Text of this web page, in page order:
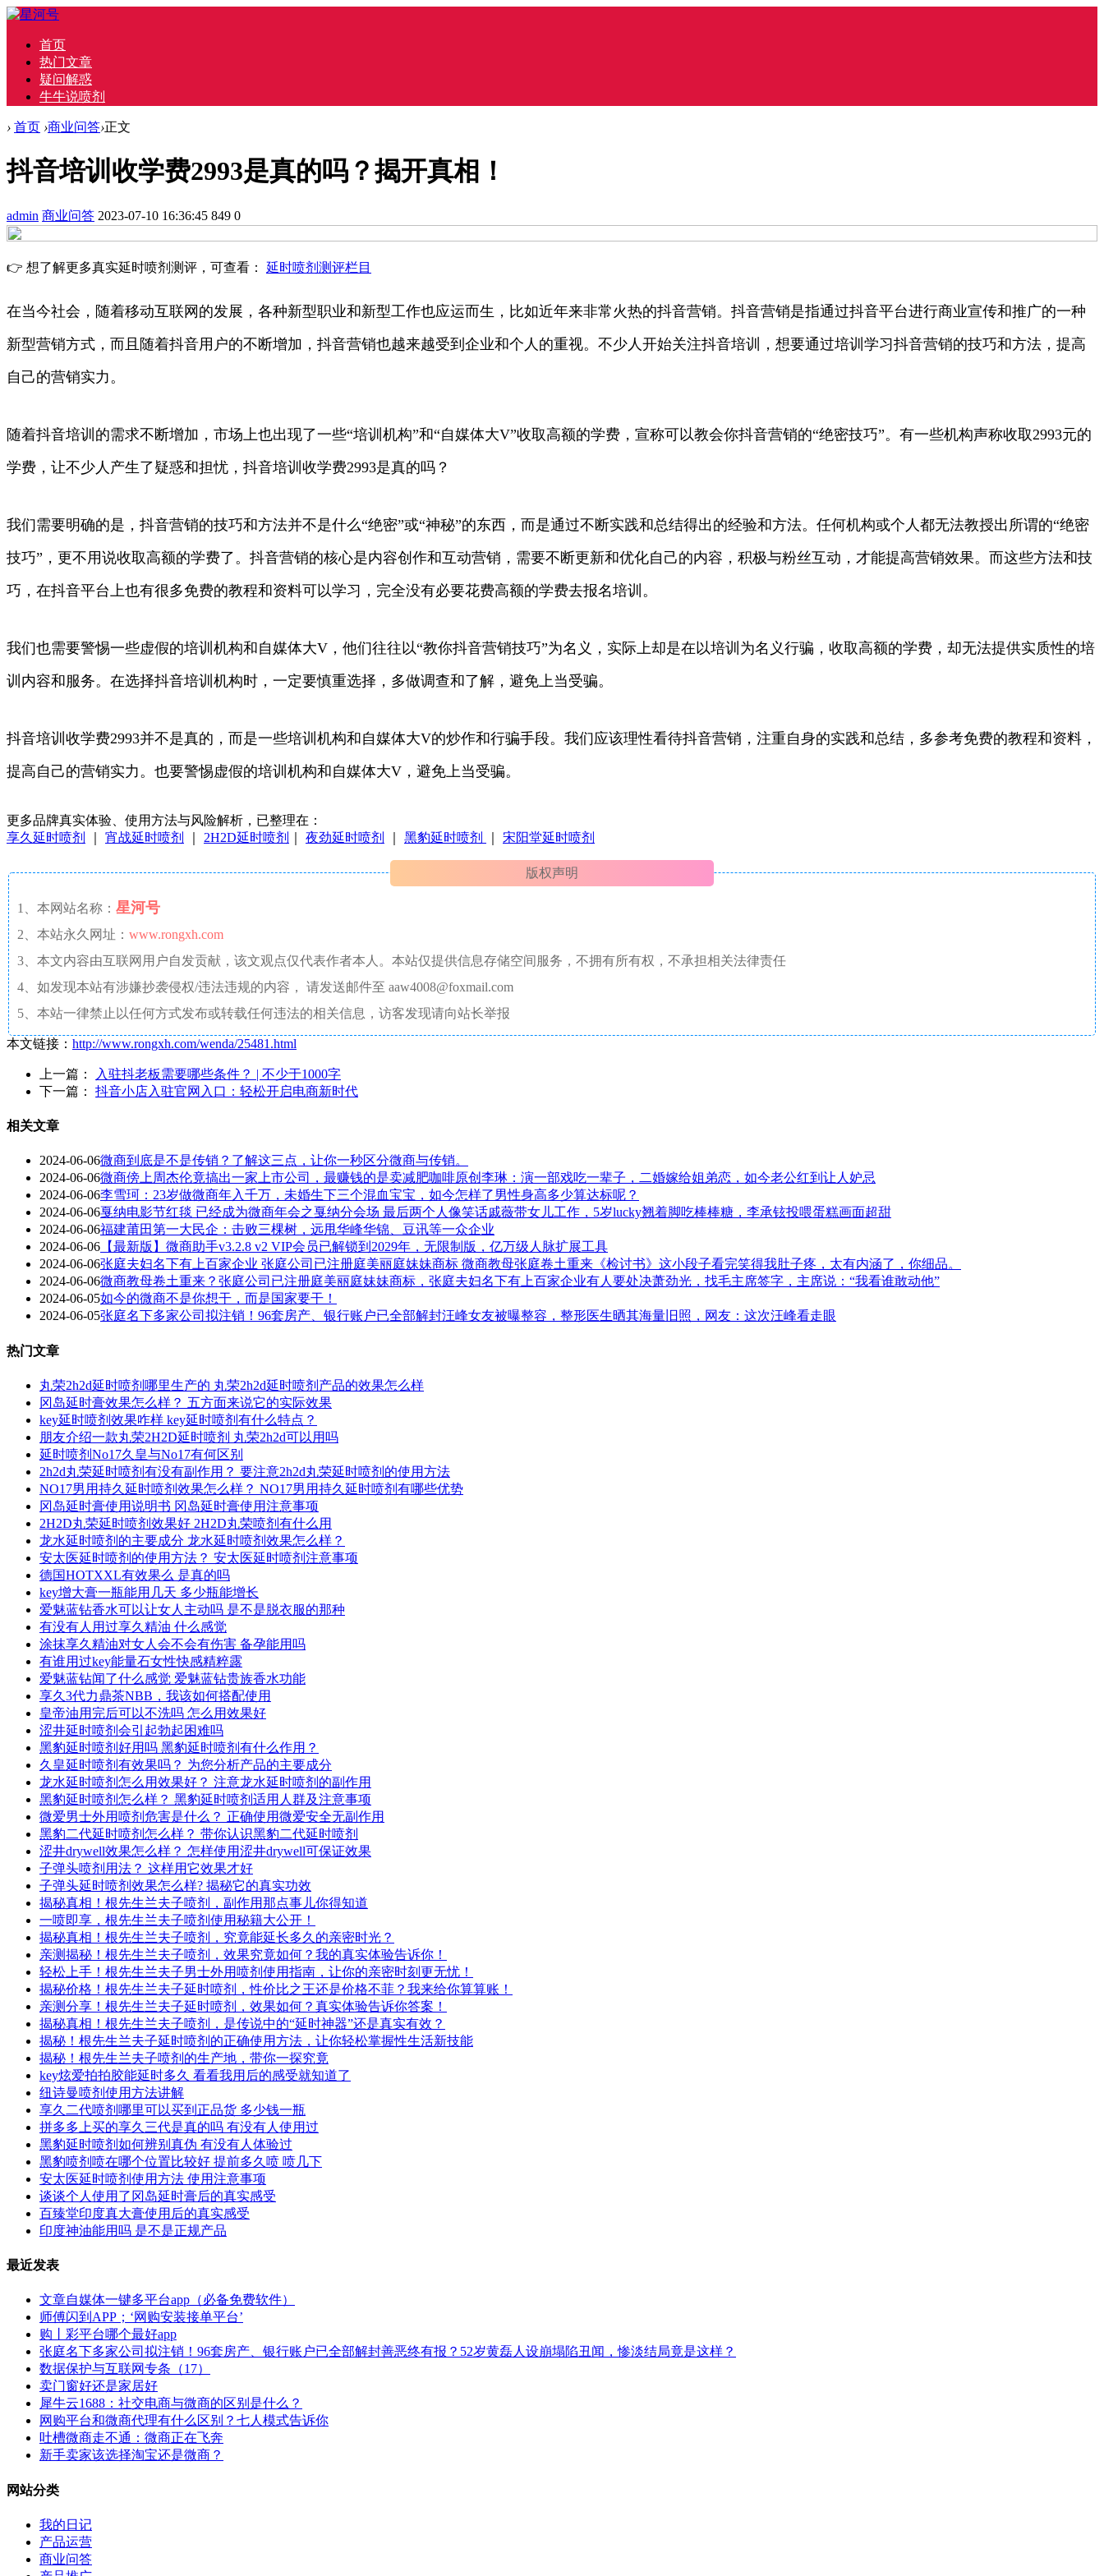
首页
热门文章
疑问解惑
牛牛说喷剂
› 首页 ›商业问答›正文
抖音培训收学费2993是真的吗？揭开真相！
admin 商业问答 2023-07-10 16:36:45 849 0
👉 想了解更多真实延时喷剂测评，可查看： 延时喷剂测评栏目
在当今社会，随着移动互联网的发展，各种新型职业和新型工作也应运而生，比如近年来非常火热的抖音营销。抖音营销是指通过抖音平台进行商业宣传和推广的一种
新型营销方式，而且随着抖音用户的不断增加，抖音营销也越来越受到企业和个人的重视。不少人开始关注抖音培训，想要通过培训学习抖音营销的技巧和方法，提高
自己的营销实力。
随着抖音培训的需求不断增加，市场上也出现了一些“培训机构”和“自媒体大V”收取高额的学费，宣称可以教会你抖音营销的“绝密技巧”。有一些机构声称收取2993元的
学费，让不少人产生了疑惑和担忧，抖音培训收学费2993是真的吗？
我们需要明确的是，抖音营销的技巧和方法并不是什么“绝密”或“神秘”的东西，而是通过不断实践和总结得出的经验和方法。任何机构或个人都无法教授出所谓的“绝密
技巧”，更不用说收取高额的学费了。抖音营销的核心是内容创作和互动营销，需要不断更新和优化自己的内容，积极与粉丝互动，才能提高营销效果。而这些方法和技
巧，在抖音平台上也有很多免费的教程和资料可以学习，完全没有必要花费高额的学费去报名培训。
我们也需要警惕一些虚假的培训机构和自媒体大V，他们往往以“教你抖音营销技巧”为名义，实际上却是在以培训为名义行骗，收取高额的学费，却无法提供实质性的培
训内容和服务。在选择抖音培训机构时，一定要慎重选择，多做调查和了解，避免上当受骗。
抖音培训收学费2993并不是真的，而是一些培训机构和自媒体大V的炒作和行骗手段。我们应该理性看待抖音营销，注重自身的实践和总结，多参考免费的教程和资料，
提高自己的营销实力。也要警惕虚假的培训机构和自媒体大V，避免上当受骗。
更多品牌真实体验、使用方法与风险解析，已整理在：
享久延时喷剂
宵战延时喷剂 2H2D延时喷剂 夜劲延时喷剂 黑豹延时喷剂 宋阳堂延时喷剂
版权声明
1、本网站名称： 星河号
2、本站永久网址： www.rongxh.com
3、本文内容由互联网用户自发贡献，该文观点仅代表作者本人。本站仅提供信息存储空间服务，不拥有所有权，不承担相关法律责任
4、如发现本站有涉嫌抄袭侵权/违法违规的内容， 请发送邮件至 aaw4008@foxmail.com
5、本站一律禁止以任何方式发布或转载任何违法的相关信息，访客发现请向站长举报
本文链接： http://www.rongxh.com/wenda/25481.html
上一篇：
入驻抖老板需要哪些条件？ | 不少于1000字
下一篇： 抖音小店入驻官网入口：轻松开启电商新时代
相关文章
2024-06-06微商到底是不是传销？了解这三点，让你一秒区分微商与传销。
2024-06-06微商傍上周杰伦竟搞出一家上市公司，最赚钱的是卖减肥咖啡原创李琳：演一部戏吃一辈子，二婚嫁给姐弟恋，如今老公红到让人妒忌
2024-06-06李雪珂：23岁做微商年入千万，未婚生下三个混血宝宝，如今怎样了男性身高多少算达标呢？
2024-06-06戛纳电影节红毯 已经成为微商年会之戛纳分会场 最后两个人像笑话戚薇带女儿工作，5岁lucky翘着脚吃棒棒糖，李承铉投喂蛋糕画面超甜
2024-06-06福建莆田第一大民企：击败三棵树，远甩华峰华锦、豆讯等一众企业
2024-06-06 【最新版】微商助手v3.2.8 v2 VIP会员已解锁到2029年，无限制版，亿万级人脉扩展工具
2024-06-06张庭夫妇名下有上百家企业 张庭公司已注册庭美丽庭妹妹商标 微商教母张庭卷土重来《检讨书》这小段子看完笑得我肚子疼，太有内涵了，你细品。
2024-06-06微商教母卷土重来？张庭公司已注册庭美丽庭妹妹商标，张庭夫妇名下有上百家企业有人要处决萧劲光，找毛主席签字，主席说：“我看谁敢动他”
2024-06-05如今的微商不是你想干，而是国家要干！
2024-06-05张庭名下多家公司拟注销！96套房产、银行账户已全部解封汪峰女友被曝整容，整形医生晒其海量旧照，网友：这次汪峰看走眼
热门文章
丸荣2h2d延时喷剂哪里生产的 丸荣2h2d延时喷剂产品的效果怎么样
冈岛延时膏效果怎么样？ 五方面来说它的实际效果
key延时喷剂效果咋样 key延时喷剂有什么特点？
朋友介绍一款丸荣2H2D延时喷剂 丸荣2h2d可以用吗
延时喷剂No17久皇与No17有何区别
2h2d丸荣延时喷剂有没有副作用？ 要注意2h2d丸荣延时喷剂的使用方法
NO17男用持久延时喷剂效果怎么样？ NO17男用持久延时喷剂有哪些优势
冈岛延时膏使用说明书 冈岛延时膏使用注意事项
2H2D丸荣延时喷剂效果好 2H2D丸荣喷剂有什么用
龙水延时喷剂的主要成分 龙水延时喷剂效果怎么样？
安太医延时喷剂的使用方法？ 安太医延时喷剂注意事项
德国HOTXXL有效果么 是真的吗
key增大膏一瓶能用几天 多少瓶能增长
爱魅蓝钻香水可以让女人主动吗 是不是脱衣服的那种
有没有人用过享久精油 什么感觉
涂抹享久精油对女人会不会有伤害 备孕能用吗
有谁用过key能量石女性快感精粹露
爱魅蓝钻闻了什么感觉 爱魅蓝钻贵族香水功能
享久3代力鼎茶NBB，我该如何搭配使用
皇帝油用完后可以不洗吗 怎么用效果好
涩井延时喷剂会引起勃起困难吗
黑豹延时喷剂好用吗 黑豹延时喷剂有什么作用？
久皇延时喷剂有效果吗？ 为您分析产品的主要成分
龙水延时喷剂怎么用效果好？ 注意龙水延时喷剂的副作用
黑豹延时喷剂怎么样？ 黑豹延时喷剂适用人群及注意事项
微爱男士外用喷剂危害是什么？ 正确使用微爱安全无副作用
黑豹二代延时喷剂怎么样？ 带你认识黑豹二代延时喷剂
涩井drywell效果怎么样？ 怎样使用涩井drywell可保证效果
子弹头喷剂用法？ 这样用它效果才好
子弹头延时喷剂效果怎么样? 揭秘它的真实功效
揭秘真相！根先生兰夫子喷剂，副作用那点事儿你得知道
一喷即享，根先生兰夫子喷剂使用秘籍大公开！
揭秘真相！根先生兰夫子喷剂，究竟能延长多久的亲密时光？
亲测揭秘！根先生兰夫子喷剂，效果究竟如何？我的真实体验告诉你！
轻松上手！根先生兰夫子男士外用喷剂使用指南，让你的亲密时刻更无忧！
揭秘价格！根先生兰夫子延时喷剂，性价比之王还是价格不菲？我来给你算算账！
亲测分享！根先生兰夫子延时喷剂，效果如何？真实体验告诉你答案！
揭秘真相！根先生兰夫子喷剂，是传说中的“延时神器”还是真实有效？
揭秘！根先生兰夫子延时喷剂的正确使用方法，让你轻松掌握性生活新技能
揭秘！根先生兰夫子喷剂的生产地，带你一探究竟
key炫爱拍拍胶能延时多久 看看我用后的感受就知道了
纽诗曼喷剂使用方法讲解
享久二代喷剂哪里可以买到正品货 多少钱一瓶
拼多多上买的享久三代是真的吗 有没有人使用过
黑豹延时喷剂如何辨别真伪 有没有人体验过
黑豹喷剂喷在哪个位置比较好 提前多久喷 喷几下
安太医延时喷剂使用方法 使用注意事项
谈谈个人使用了冈岛延时膏后的真实感受
百臻堂印度真大膏使用后的真实感受
印度神油能用吗 是不是正规产品
最近发表
文章自媒体一键多平台app（必备免费软件）
师傅闪到APP；‘网购安装接单平台’
购丨彩平台哪个最好app
张庭名下多家公司拟注销！96套房产、银行账户已全部解封善恶终有报？52岁黄磊人设崩塌陷丑闻，惨淡结局竟是这样？
数据保护与互联网专条（17）
卖门窗好还是家居好
犀牛云1688：社交电商与微商的区别是什么？
网购平台和微商代理有什么区别？七人模式告诉你
吐槽微商走不通：微商正在飞奔
新手卖家该选择淘宝还是微商？
网站分类
我的日记
产品运营
商业问答